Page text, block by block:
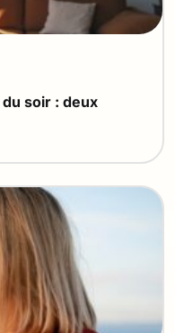
soir : deux